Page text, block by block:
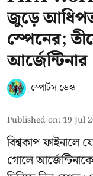
জুড়ে
স্পেনের;
আর্জেন্টিনার
স্পোর্টস ডেস্ক
Published on: 19 Jul
বিশ্বকাপ ফাইনালে
গোলে